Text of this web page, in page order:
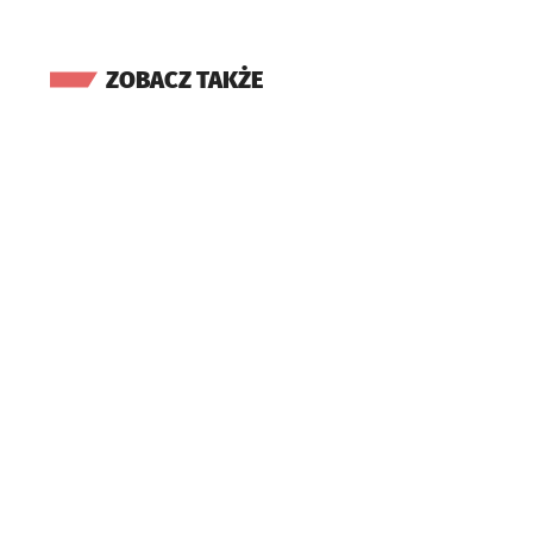
ZOBACZ TAKŻE